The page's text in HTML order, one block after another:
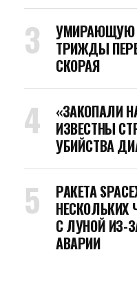
УМИРАЮЩУЮ
ТРИЖДЫ
СКОРАЯ
«ЗАКОПАЛИ
ИЗВЕСТНЫ
УБИЙСТВА
РАКЕТА
НЕСКОЛЬКИХ
С ЛУНОЙ ИЗ-
АВАРИИ